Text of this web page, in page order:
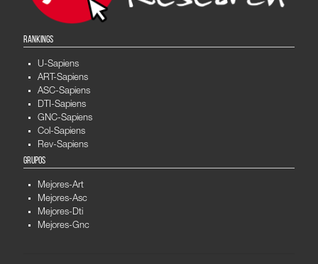
RANKINGS
U-Sapiens
ART-Sapiens
ASC-Sapiens
DTI-Sapiens
GNC-Sapiens
Col-Sapiens
Rev-Sapiens
GRUPOS
Mejores-Art
Mejores-Asc
Mejores-Dti
Mejores-Gnc